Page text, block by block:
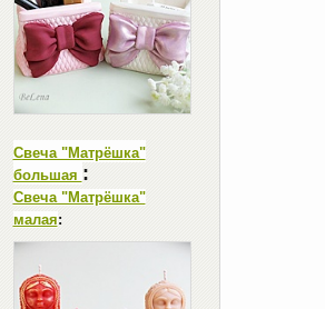
Свеча "Матрёшка"
большая :
Свеча "Матрёшка"
малая: